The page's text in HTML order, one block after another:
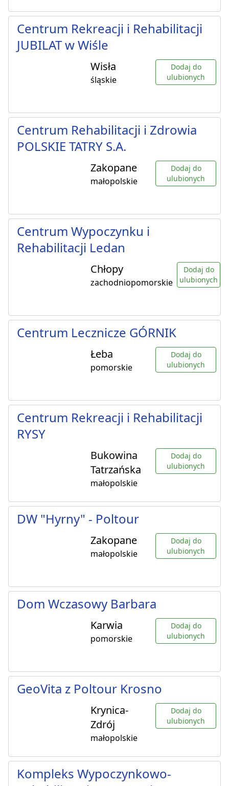
Centrum Rekreacji i Rehabilitacji
JUBILAT w Wiśle
Wisła
śląskie
Dodaj do
ulubionych
Centrum Rehabilitacji i Zdrowia
POLSKIE TATRY S.A.
Zakopane
małopolskie
Dodaj do
ulubionych
Centrum Wypoczynku i
Rehabilitacji Ledan
Chłopy
zachodniopomorskie
Dodaj do
ulubionych
Centrum Lecznicze GÓRNIK
Łeba
pomorskie
Dodaj do
ulubionych
Centrum Rekreacji i Rehabilitacji
RYSY
Bukowina
Tatrzańska
małopolskie
Dodaj do
ulubionych
DW "Hyrny" - Poltour
Zakopane
małopolskie
Dodaj do
ulubionych
Dom Wczasowy Barbara
Karwia
pomorskie
Dodaj do
ulubionych
GeoVita z Poltour Krosno
Krynica-
Zdrój
małopolskie
Dodaj do
ulubionych
Kompleks Wypoczynkowo-